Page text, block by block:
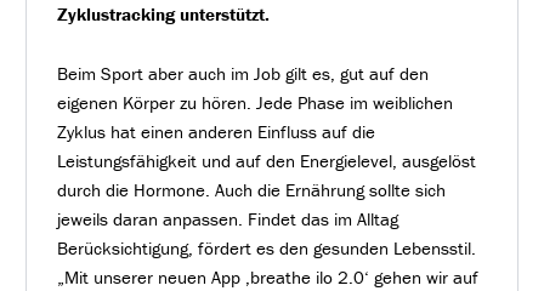
Zyklustracking unterstützt.
Beim Sport aber auch im Job gilt es, gut auf den
eigenen Körper zu hören. Jede Phase im weiblichen
Zyklus hat einen anderen Einfluss auf die
Leistungsfähigkeit und auf den Energielevel, ausgelöst
durch die Hormone. Auch die Ernährung sollte sich
jeweils daran anpassen. Findet das im Alltag
Berücksichtigung, fördert es den gesunden Lebensstil.
„Mit unserer neuen App ,breathe ilo 2.0‘ gehen wir auf